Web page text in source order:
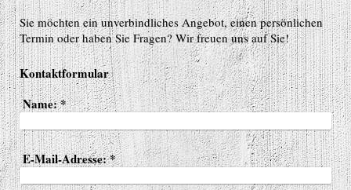
Sie möchten ein unverbindliches Angebot, einen persönlichen
Termin oder haben Sie Fragen? Wir freuen uns auf Sie!
Kontaktformular
Name:*
E-Mail-Adresse:*